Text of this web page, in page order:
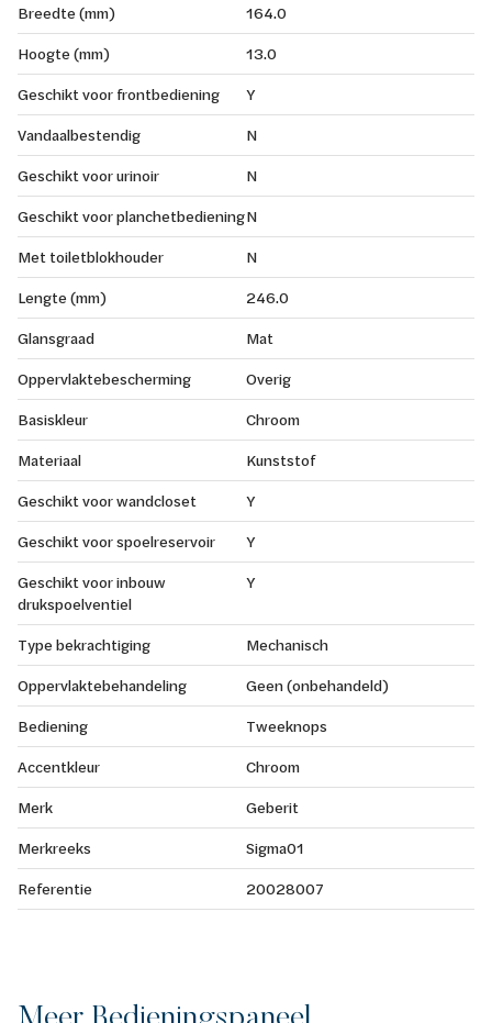
Breedte (mm)
164.0
Hoogte (mm)
13.0
Geschikt voor frontbediening
Y
Vandaalbestendig
N
Geschikt voor urinoir
N
Geschikt voor planchetbedieningN
Met toiletblokhouder
N
Lengte (mm)
246.0
Glansgraad
Mat
Oppervlaktebescherming
Overig
Basiskleur
Chroom
Materiaal
Kunststof
Geschikt voor wandcloset
Y
Geschikt voor spoelreservoir
Y
Geschikt voor inbouw
drukspoelventiel
Y
Type bekrachtiging
Mechanisch
Oppervlaktebehandeling
Geen (onbehandeld)
Bediening
Tweeknops
Accentkleur
Chroom
Merk
Geberit
Merkreeks
Sigma01
Referentie
20028007